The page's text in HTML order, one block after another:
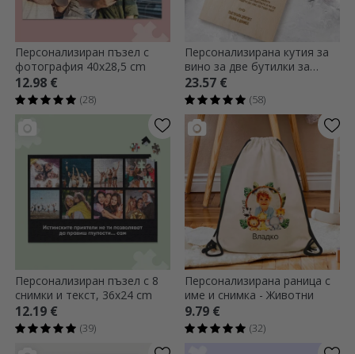
Персонализиран пъзел с
фотография 40x28,5 cm
12.98 €
(28)
Персонализирана кутия за
вино за две бутилки за
кръстници
23.57 €
(58)
Персонализиран пъзел с 8
снимки и текст, 36x24 cm
12.19 €
(39)
Персонализирана раница с
име и снимка - Животни
9.79 €
(32)